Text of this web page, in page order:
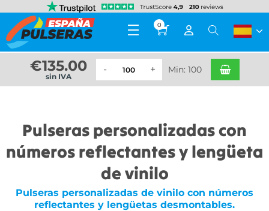
0
€135.00
sin IVA
Min: 100
Pulseras personalizadas con
números reflectantes y lengüeta
de vinilo
Pulseras personalizadas de vinilo con números
reflectantes y lengüetas desmontables.